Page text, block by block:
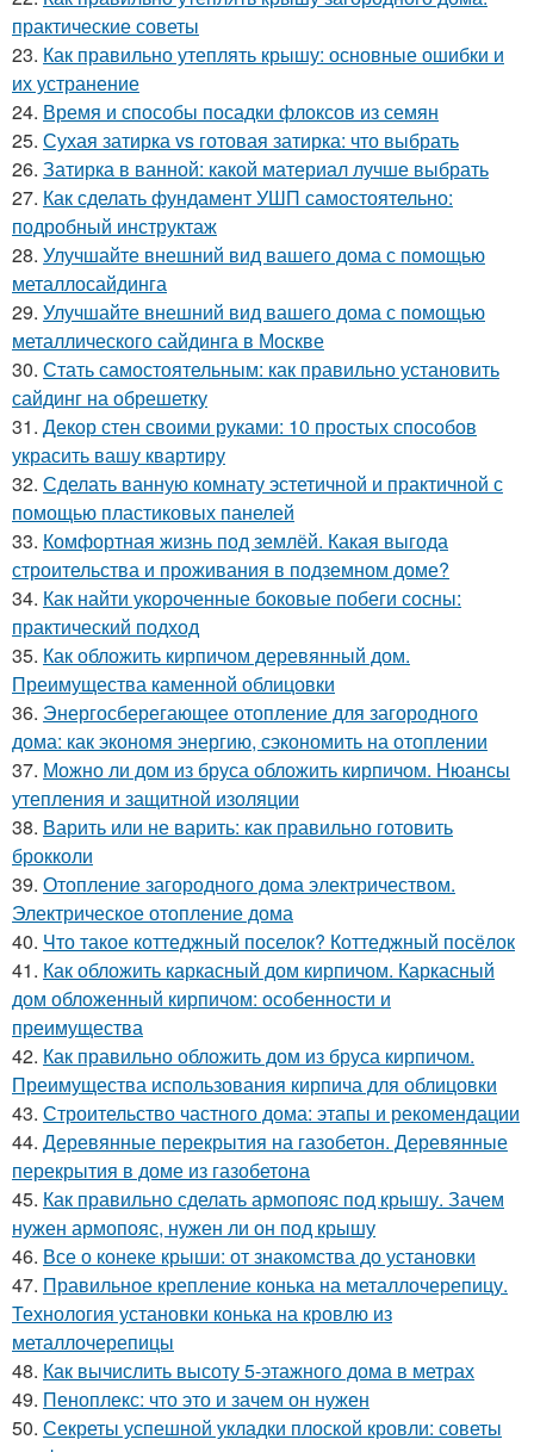
практические советы
23. Как правильно утеплять крышу: основные ошибки и
их устранение
24. Время и способы посадки флоксов из семян
25. Сухая затирка vs готовая затирка: что выбрать
26. Затирка в ванной: какой материал лучше выбрать
27. Как сделать фундамент УШП самостоятельно:
подробный инструктаж
28. Улучшайте внешний вид вашего дома с помощью
металлосайдинга
29. Улучшайте внешний вид вашего дома с помощью
металлического сайдинга в Москве
30. Стать самостоятельным: как правильно установить
сайдинг на обрешетку
31. Декор стен своими руками: 10 простых способов
украсить вашу квартиру
32. Сделать ванную комнату эстетичной и практичной с
помощью пластиковых панелей
33. Комфортная жизнь под землёй. Какая выгода
строительства и проживания в подземном доме?
34. Как найти укороченные боковые побеги сосны:
практический подход
35. Как обложить кирпичом деревянный дом.
Преимущества каменной облицовки
36. Энергосберегающее отопление для загородного
дома: как экономя энергию, сэкономить на отоплении
37. Можно ли дом из бруса обложить кирпичом. Нюансы
утепления и защитной изоляции
38. Варить или не варить: как правильно готовить
брокколи
39. Отопление загородного дома электричеством.
Электрическое отопление дома
40. Что такое коттеджный поселок? Коттеджный посёлок
41. Как обложить каркасный дом кирпичом. Каркасный
дом обложенный кирпичом: особенности и
преимущества
42. Как правильно обложить дом из бруса кирпичом.
Преимущества использования кирпича для облицовки
43. Строительство частного дома: этапы и рекомендации
44. Деревянные перекрытия на газобетон. Деревянные
перекрытия в доме из газобетона
45. Как правильно сделать армопояс под крышу. Зачем
нужен армопояс, нужен ли он под крышу
46. Все о конеке крыши: от знакомства до установки
47. Правильное крепление конька на металлочерепицу.
Технология установки конька на кровлю из
металлочерепицы
48. Как вычислить высоту 5-этажного дома в метрах
49. Пеноплекс: что это и зачем он нужен
50. Секреты успешной укладки плоской кровли: советы